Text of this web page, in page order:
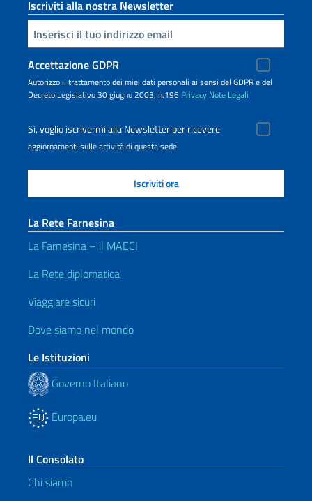
Iscriviti alla nostra Newsletter
Inserisci la tua email
Accettazione GDPR
Autorizzo il trattamento dei miei dati personali ai sensi del GDPR e del
Decreto Legislativo 30 giugno 2003, n.196 Privacy Note Legali
Sì, voglio iscrivermi alla Newsletter per ricevere
aggiornamenti sulle attività di questa sede
La Rete Farnesina
La Farnesina – il MAECI
La Rete diplomatica
Viaggiare sicuri
Dove siamo nel mondo
Le Istituzioni
Governo Italiano
Europa.eu
Il Consolato
Chi siamo